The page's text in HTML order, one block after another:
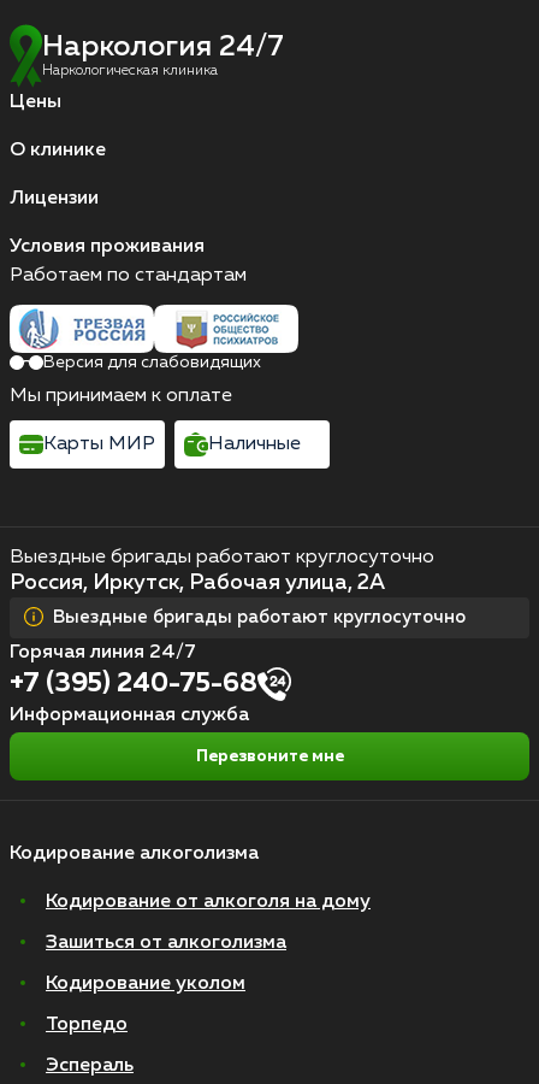
Наркология 24/7
Наркологическая клиника
Цены
О клинике
Лицензии
Условия проживания
Кодирование алкоголизма
Кодирование от алкоголя на дому
Зашиться от алкоголизма
Кодирование уколом
Торпедо
Эспераль
Выездные бригады работают круглосуточно
Россия, Иркутск, Рабочая улица, 2А
Выездные бригады работают круглосуточно
Горячая линия 24/7
+7 (395) 240-75-68
Информационная служба
Перезвоните мне
Работаем по стандартам
Версия для слабовидящих
Мы принимаем к оплате
Карты МИР Наличные